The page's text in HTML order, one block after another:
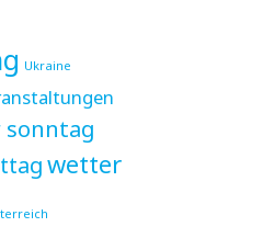
Ukraine
wetter